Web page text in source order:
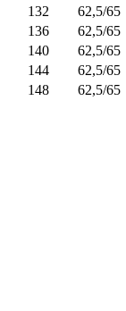
132
62,5/65
136
62,5/65
140
62,5/65
144
62,5/65
148 62,5/65